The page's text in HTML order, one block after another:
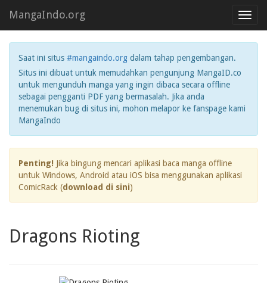
MangaIndo.org
Saat ini situs #mangaindo.org dalam tahap pengembangan.
Situs ini dibuat untuk memudahkan pengunjung MangaID.co
untuk mengunduh manga yang ingin dibaca secara offline
sebagai pengganti PDF yang bermasalah. Jika anda
menemukan bug di situs ini, mohon melapor ke fanspage kami
MangaIndo
Penting! Jika bingung mencari aplikasi baca manga offline
untuk Windows, Android atau iOS bisa menggunakan aplikasi
ComicRack (download di sini)
Dragons Rioting